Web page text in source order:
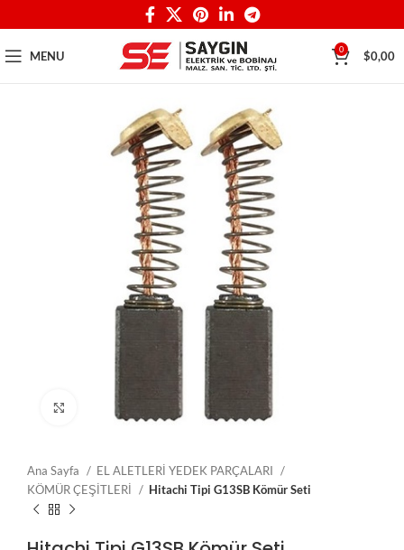
MENU 0 $0,00
Click to enlarge
Ana Sayfa
EL ALETLERİ YEDEK PARÇALARI
KÖMÜR ÇEŞİTLERİ
Hitachi Tipi G13SB Kömür Seti